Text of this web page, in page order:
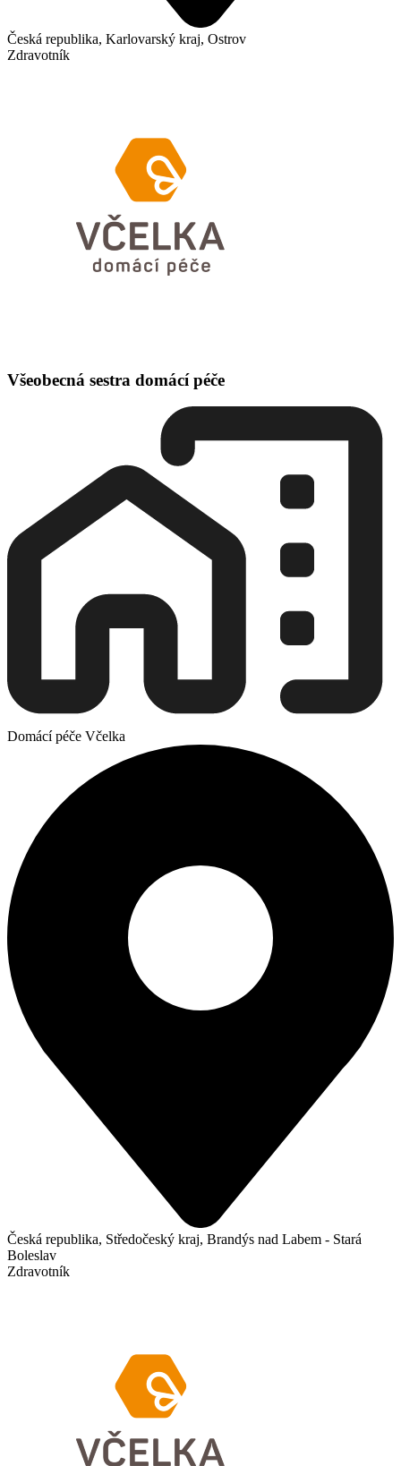
Česká republika, Karlovarský kraj, Ostrov
Zdravotník
Všeobecná sestra domácí péče
Domácí péče Včelka
Česká republika, Středočeský kraj, Brandýs nad Labem - Stará
Boleslav
Zdravotník